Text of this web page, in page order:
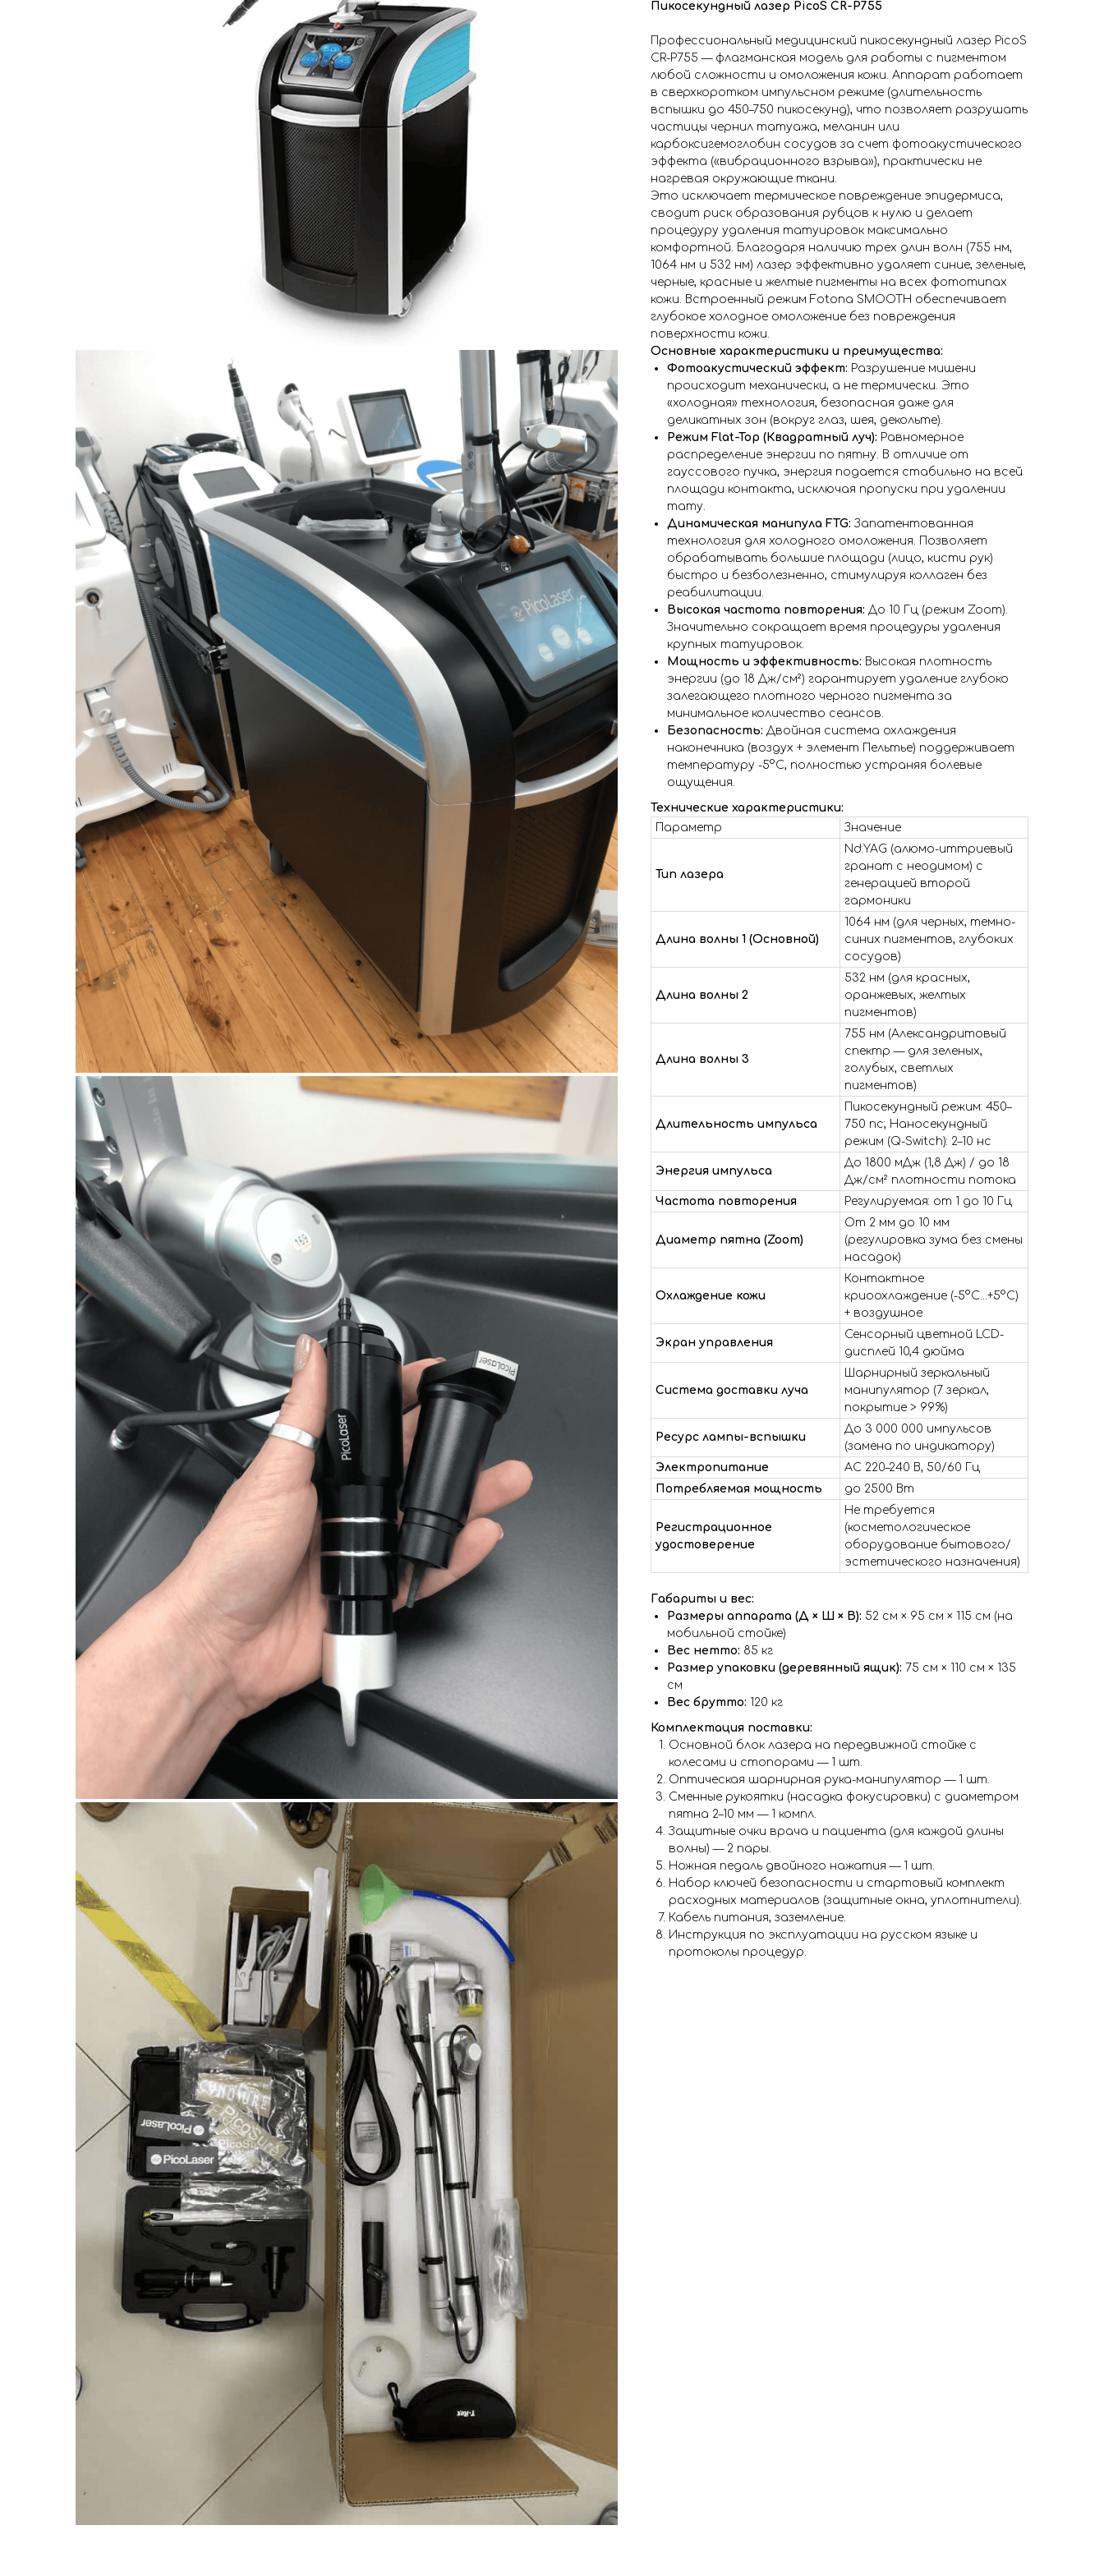
Пикосекундный лазер PicoS CR-P755
Профессиональный медицинский пикосекундный лазер PicoS
CR-P755 — флагманская модель для работы с пигментом
любой сложности и омоложения кожи. Аппарат работает
в сверхкоротком импульсном режиме (длительность
вспышки до 450–750 пикосекунд), что позволяет разрушать
частицы чернил татуажа, меланин или
карбоксигемоглобин сосудов за счет фотоакустического
эффекта («вибрационного взрыва»), практически не
нагревая окружающие ткани.
Это исключает термическое повреждение эпидермиса,
сводит риск образования рубцов к нулю и делает
процедуру удаления татуировок максимально
комфортной. Благодаря наличию трех длин волн (755 нм,
1064 нм и 532 нм) лазер эффективно удаляет синие, зеленые,
черные, красные и желтые пигменты на всех фототипах
кожи. Встроенный режим Fotona SMOOTH обеспечивает
глубокое холодное омоложение без повреждения
поверхности кожи.
Основные характеристики и преимущества:
Фотоакустический эффект: Разрушение мишени
происходит механически, а не термически. Это
«холодная» технология, безопасная даже для
деликатных зон (вокруг глаз, шея, декольте).
Режим Flat-Top (Квадратный луч): Равномерное
распределение энергии по пятну. В отличие от
гауссового пучка, энергия подается стабильно на всей
площади контакта, исключая пропуски при удалении
тату.
Динамическая манипула FTG: Запатентованная
технология для холодного омоложения. Позволяет
обрабатывать большие площади (лицо, кисти рук)
быстро и безболезненно, стимулируя коллаген без
реабилитации.
Высокая частота повторения: До 10 Гц (режим Zoom).
Значительно сокращает время процедуры удаления
крупных татуировок.
Мощность и эффективность: Высокая плотность
энергии (до 18 Дж/см²) гарантирует удаление глубоко
залегающего плотного черного пигмента за
минимальное количество сеансов.
Безопасность: Двойная система охлаждения
наконечника (воздух + элемент Пельтье) поддерживает
температуру -5°C, полностью устраняя болевые
ощущения.
Технические характеристики:
Параметр
Значение
Тип лазера
Nd:YAG (алюмо-иттриевый
гранат с неодимом) с
генерацией второй
гармоники
Длина волны 1 (Основной)
1064 нм (для черных, темно-
синих пигментов, глубоких
сосудов)
Длина волны 2
532 нм (для красных,
оранжевых, желтых
пигментов)
Длина волны 3
755 нм (Александритовый
спектр — для зеленых,
голубых, светлых
пигментов)
Длительность импульса
Пикосекундный режим: 450–
750 пс; Наносекундный
режим (Q-Switch): 2–10 нс
Энергия импульса
До 1800 мДж (1,8 Дж) / до 18
Дж/см² плотности потока
Частота повторения
Регулируемая: от 1 до 10 Гц
Диаметр пятна (Zoom)
От 2 мм до 10 мм
(регулировка зума без смены
насадок)
Охлаждение кожи
Контактное
криоохлаждение (-5°C...+5°C)
+ воздушное
Экран управления
Сенсорный цветной LCD-
дисплей 10,4 дюйма
Система доставки луча
Шарнирный зеркальный
манипулятор (7 зеркал,
покрытие > 99%)
Ресурс лампы-вспышки
До 3 000 000 импульсов
(замена по индикатору)
Электропитание
AC 220–240 В, 50/60 Гц
Потребляемая мощность
до 2500 Вт
Регистрационное
удостоверение
Не требуется
(косметологическое
оборудование бытового/
эстетического назначения)
Габариты и вес:
Размеры аппарата (Д × Ш × В): 52 см × 95 см × 115 см (на
мобильной стойке)
Вес нетто: 85 кг
Размер упаковки (деревянный ящик): 75 см × 110 см × 135
см
Вес брутто: 120 кг
Комплектация поставки:
Основной блок лазера на передвижной стойке с
колесами и стопорами — 1 шт.
Оптическая шарнирная рука-манипулятор — 1 шт.
Сменные рукоятки (насадка фокусировки) с диаметром
пятна 2–10 мм — 1 компл.
Защитные очки врача и пациента (для каждой длины
волны) — 2 пары.
Ножная педаль двойного нажатия — 1 шт.
Набор ключей безопасности и стартовый комплект
расходных материалов (защитные окна, уплотнители).
Кабель питания, заземление.
Инструкция по эксплуатации на русском языке и
протоколы процедур.